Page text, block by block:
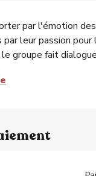
par l'émotion
par leur passion
le groupe fait